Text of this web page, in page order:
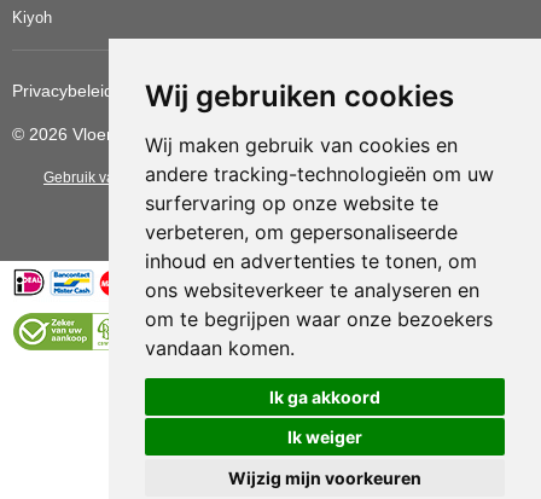
Wij gebruiken cookies
Wij maken gebruik van cookies en
andere tracking-technologieën om uw
surfervaring op onze website te
verbeteren, om gepersonaliseerde
inhoud en advertenties te tonen, om
ons websiteverkeer te analyseren en
om te begrijpen waar onze bezoekers
vandaan komen.
Ik ga akkoord
Ik weiger
Wijzig mijn voorkeuren
Kiyoh
Privacybeleid Cookiebeleid Update cookies voorkeuren
© 2026 Vloerbedekkingvoordelig
Gebruik van deze site betekent dat u dealgemene voorwaarden van CBW
Vloerenvoordelig.nl is een onderdeel van